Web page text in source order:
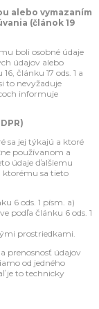
alebo vymazaním
(článok 19
boli osobné údaje
údajov alebo
článku 17 ods. 1 a
to nevyžaduje
informuje
sa jej týkajú a ktoré
používanom a
údaje ďalšiemu
ktorému sa tieto
6 ods. 1 písm. a)
podľa článku 6 ods. 1
prostriedkami.
prenosnosť údajov
od jedného
je to technicky